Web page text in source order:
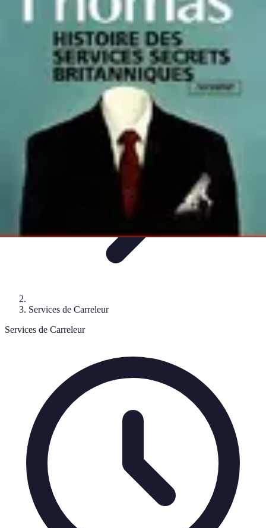
Services
Engager un CarreleurCarrelage Salle de Bain Choix de
Sélection du Carreleur
Services Carreleur
Services de Carreleur
Services de Carreleur